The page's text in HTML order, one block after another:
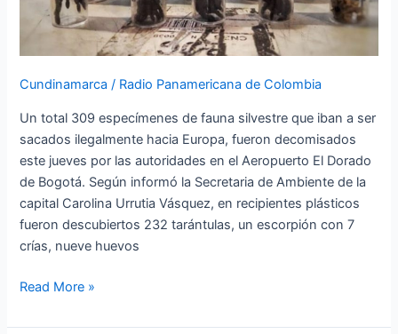
Cundinamarca / Radio Panamericana de Colombia
Un total 309 especímenes de fauna silvestre que iban a ser
sacados ilegalmente hacia Europa, fueron decomisados
este jueves por las autoridades en el Aeropuerto El Dorado
de Bogotá. Según informó la Secretaria de Ambiente de la
capital Carolina Urrutia Vásquez, en recipientes plásticos
fueron descubiertos 232 tarántulas, un escorpión con 7
crías, nueve huevos
iban
a
ser
a
Alemania
Read More »